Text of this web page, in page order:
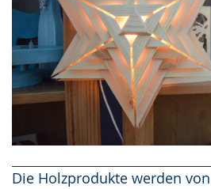
Die Holzprodukte werden